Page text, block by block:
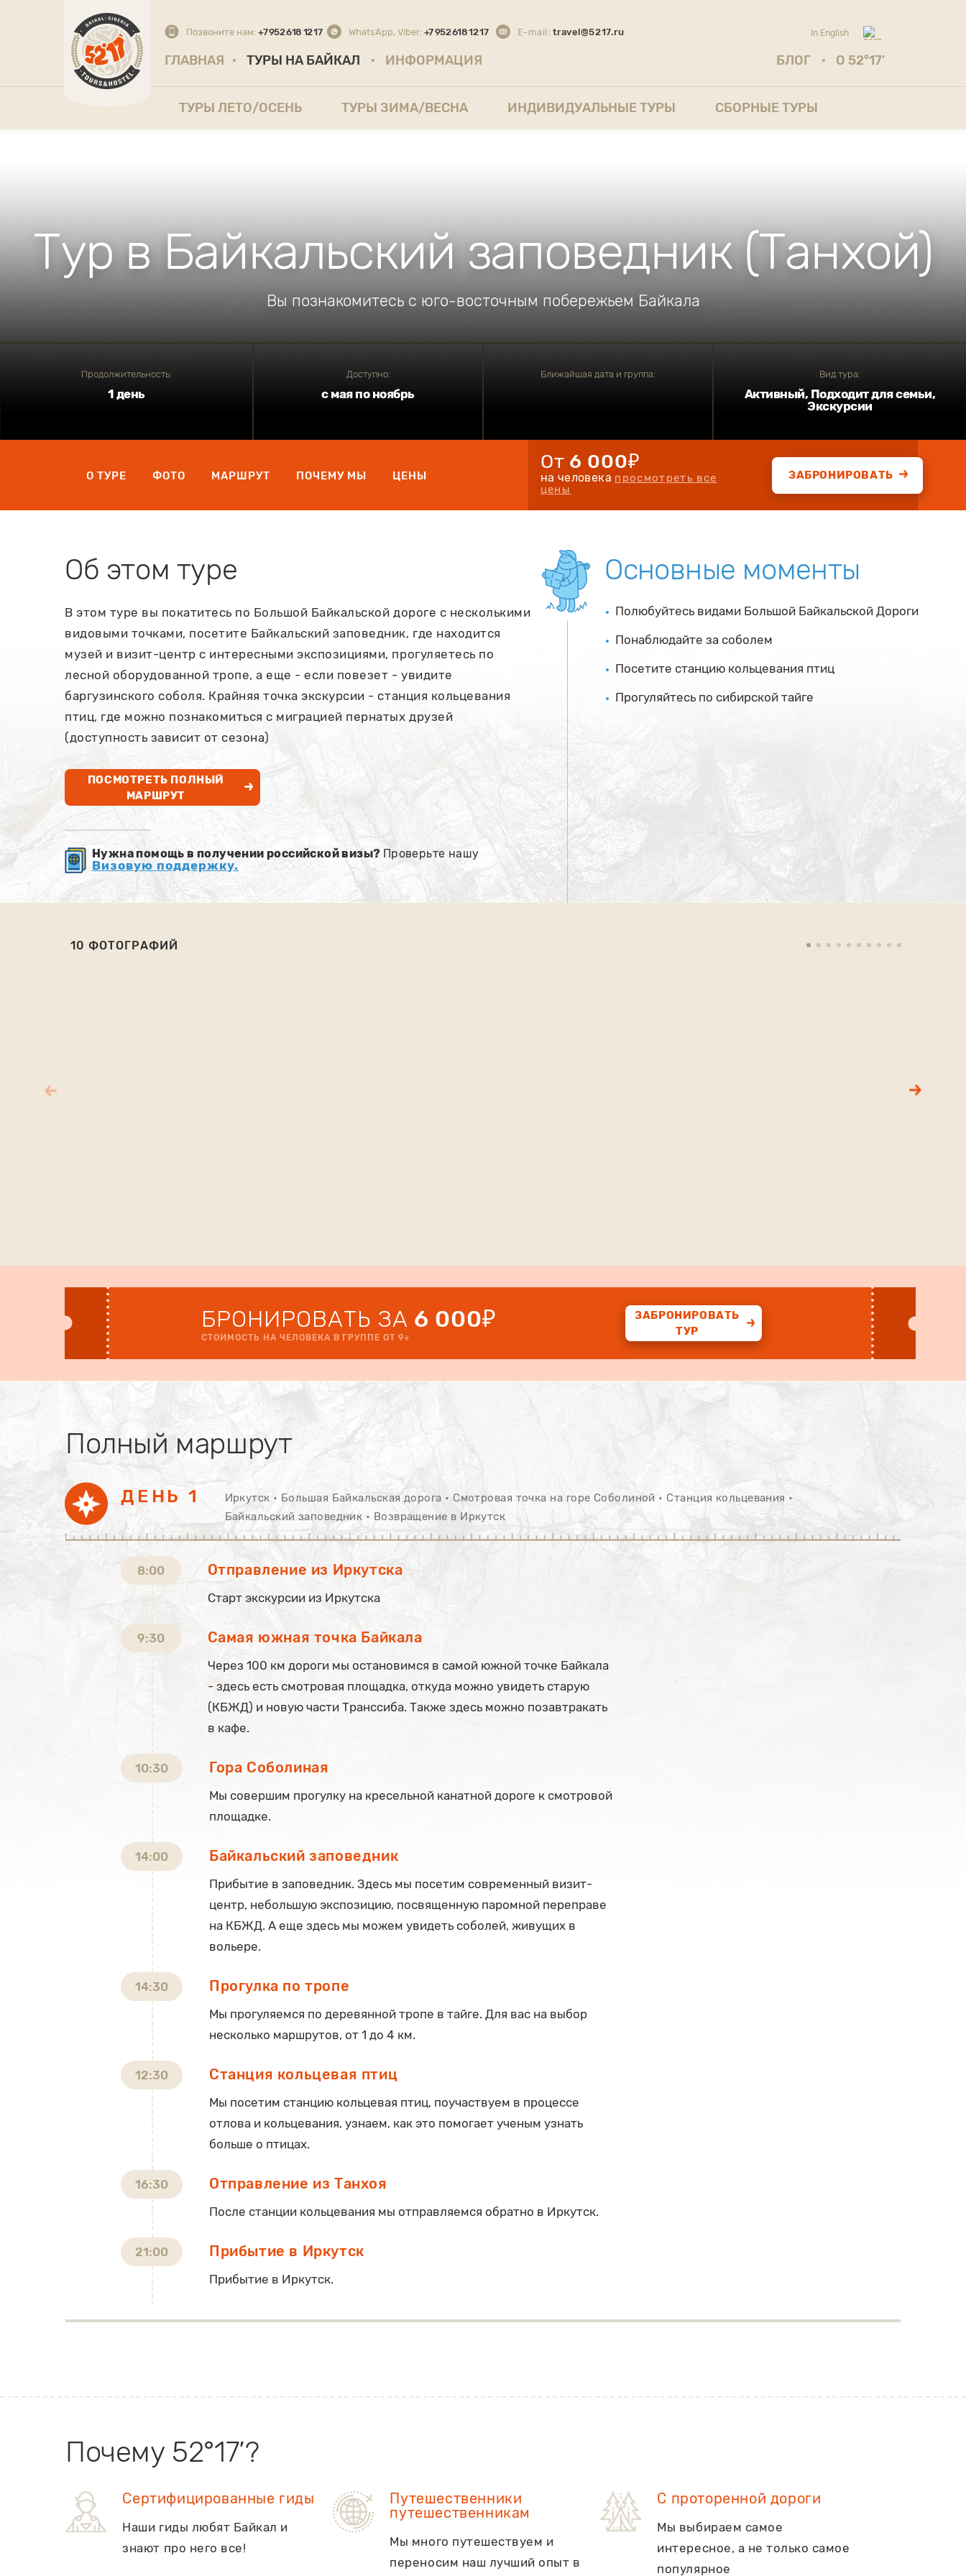
Позвоните нам:+7 952 618 12 17 WhatsApp, Viber:+7 952 618 12 17 E-mail: travel@5217.ru
In English
русски
ГЛАВНАЯ ТУРЫ НА БАЙКАЛ
ТУРЫ ЛЕТО/ОСЕНЬ ТУРЫ ЗИМА/ВЕСНА ИНДИВИДУАЛЬНЫЕ ТУРЫ СБОРНЫЕ ТУРЫ
ИНФОРМАЦИЯ БЛОГ О 52°17’
Тур в Байкальский заповедник (Танхой)
Вы познакомитесь с юго-восточным побережьем Байкала
Продолжительность:
1 день
Доступно:
с мая по ноябрь
Ближайшая дата и группа: Вид тура:
Активный, Подходит для семьи,
Экскурсии
О ТУРЕ ФОТО МАРШРУТ ПОЧЕМУ МЫ ЦЕНЫ
От 6 000₽
на человека просмотреть все
цены
ЗАБРОНИРОВАТЬ
Об этом туре
В этом туре вы покатитесь по Большой Байкальской дороге с несколькими
видовыми точками, посетите Байкальский заповедник, где находится
музей и визит-центр с интересными экспозициями, прогуляетесь по
лесной оборудованной тропе, а еще - если повезет - увидите
баргузинского соболя. Крайняя точка экскурсии - станция кольцевания
птиц, где можно познакомиться с миграцией пернатых друзей
(доступность зависит от сезона)
ПОСМОТРЕТЬ ПОЛНЫЙ
МАРШРУТ
Нужна помощь в получении российской визы? Проверьте нашу
Визовую поддержку.
Основные моменты
Полюбуйтесь видами Большой Байкальской Дороги
Понаблюдайте за соболем
Посетите станцию кольцевания птиц
Прогуляйтесь по сибирской тайге
10 ФОТОГРАФИЙ
БРОНИРОВАТЬ ЗА 6 000₽
СТОИМОСТЬ НА ЧЕЛОВЕКА В ГРУППЕ ОТ 9+
ЗАБРОНИРОВАТЬ
ТУР
Полный маршрут
ДЕНЬ 1
Иркутск • Большая Байкальская дорога • Смотровая точка на горе Соболиной • Станция кольцевания •
Байкальский заповедник • Возвращение в Иркутск
8:00 Отправление из Иркутска
Старт экскурсии из Иркутска
9:30 Самая южная точка Байкала
Через 100 км дороги мы остановимся в самой южной точке Байкала
- здесь есть смотровая площадка, откуда можно увидеть старую
(КБЖД) и новую части Транссиба. Также здесь можно позавтракать
в кафе.
10:30 Гора Соболиная
Мы совершим прогулку на кресельной канатной дороге к смотровой
площадке.
14:00 Байкальский заповедник
Прибытие в заповедник. Здесь мы посетим современный визит-
центр, небольшую экспозицию, посвященную паромной переправе
на КБЖД. А еще здесь мы можем увидеть соболей, живущих в
вольере.
14:30 Прогулка по тропе
Мы прогуляемся по деревянной тропе в тайге. Для вас на выбор
несколько маршрутов, от 1 до 4 км.
12:30 Станция кольцевая птиц
Мы посетим станцию кольцевая птиц, поучаствуем в процессе
отлова и кольцевания, узнаем, как это помогает ученым узнать
больше о птицах.
16:30 Отправление из Танхоя
После станции кольцевания мы отправляемся обратно в Иркутск.
21:00 Прибытие в Иркутск
Прибытие в Иркутск.
Почему 52°17’?
Сертифицированные гиды
Наши гиды любят Байкал и
знают про него все!
Путешественники
путешественникам
Мы много путешествуем и
переносим наш лучший опыт в
С проторенной дороги
Мы выбираем самое
интересное, а не только самое
популярное